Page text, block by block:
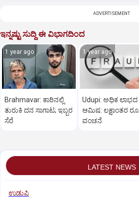
ADVERTISEMENT
ಇನ್ನಷ್ಟು ಸುದ್ದಿ ಈ ವಿಭಾಗದಿಂದ
1 year ago
Brahmavar: ಕಾರಿನಲ್ಲಿ
ತುರುಕಿ ದನ ಸಾಗಾಟ; ಇಬ್ಬರ
ಸೆರೆ
1 year ago
Udupi: ಅಧಿಕ ಲಾಭದ
ಆಮಿಷ: ಲಕ್ಷಾಂತರ ರೂ.
ವಂಚನೆ
LATEST NEWS
ಉಡುಪಿ